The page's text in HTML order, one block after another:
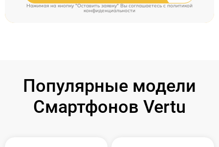
Нажимая на кнопку "Оставить заявку" Вы соглашаетесь cполитикой
конфиденциальности
Популярные модели
Смартфонов Vertu